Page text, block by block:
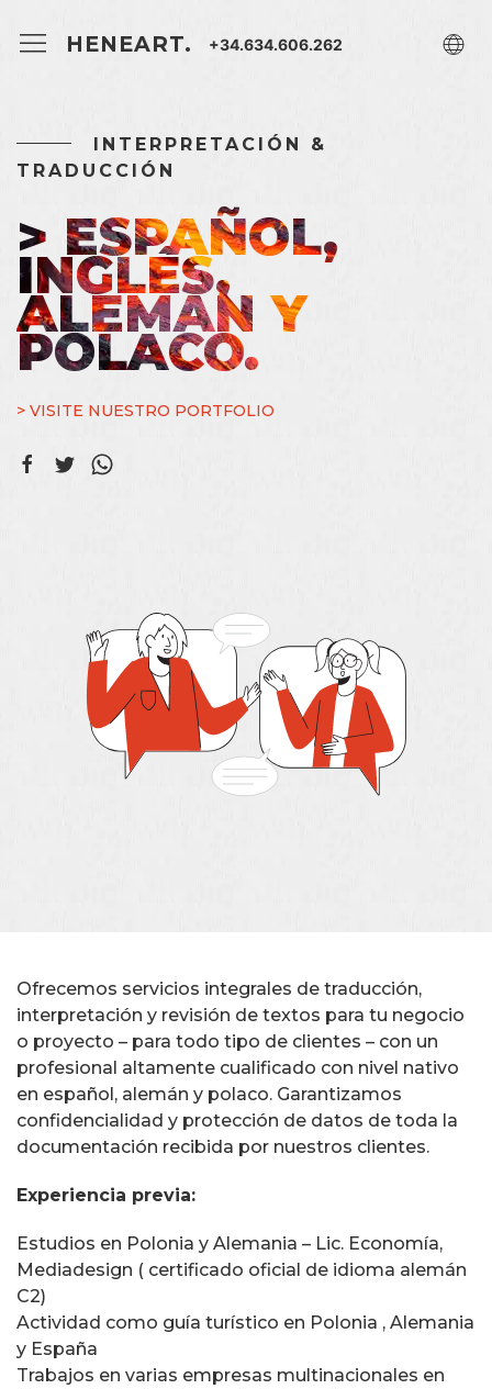
HENEART. +34.634.606.262
INTERPRETACIÓN &
TRADUCCIÓN
> ESPAÑOL,
INGLÉS,
ALEMÁN Y
POLACO.
> VISITE NUESTRO PORTFOLIO
Ofrecemos servicios integrales de traducción,
interpretación y revisión de textos para tu negocio
o proyecto – para todo tipo de clientes – con un
profesional altamente cualificado con nivel nativo
en español, alemán y polaco. Garantizamos
confidencialidad y protección de datos de toda la
documentación recibida por nuestros clientes.
Experiencia previa:
Estudios en Polonia y Alemania – Lic. Economía,
Mediadesign ( certificado oficial de idioma alemán
C2)
Actividad como guía turístico en Polonia , Alemania
y España
Trabajos en varias empresas multinacionales en